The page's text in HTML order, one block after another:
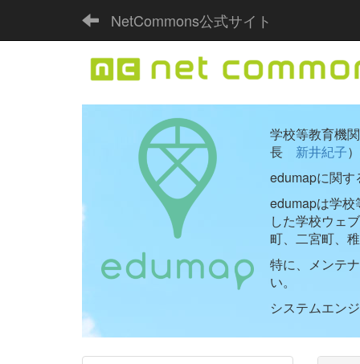
NetCommons公式サイト
学校等教育機
長 新井紀子
edumapに関す
edumapは学校
した学校ウェ
町、二宮町、
特に、メンテ
い。
システムエン